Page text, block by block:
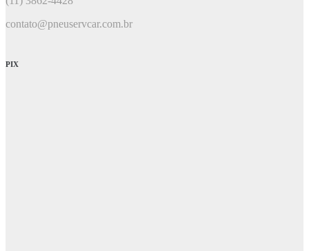
contato@pneuservcar.com.br
PIX